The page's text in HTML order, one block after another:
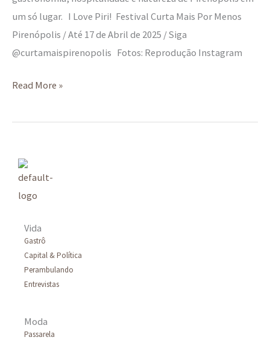
um só lugar. I Love Piri! Festival Curta Mais Por Menos
Pirenópolis / Até 17 de Abril de 2025 / Siga
@curtamaispirenopolis Fotos: Reprodução Instagram
Read More »
Vida
Gastrô
Capital & Política
Perambulando
Entrevistas
Moda
Passarela